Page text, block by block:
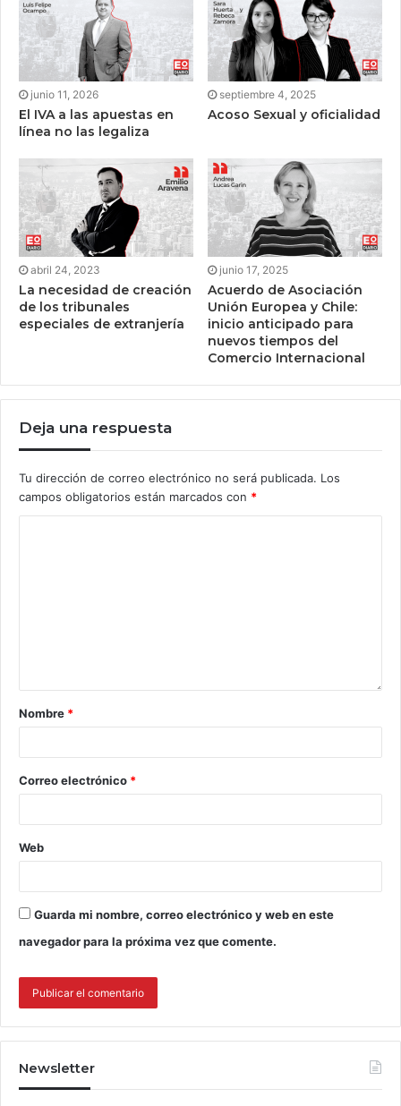
junio 11, 2026
El IVA a las apuestas en
línea no las legaliza
septiembre 4, 2025
Acoso Sexual y oficialidad
abril 24, 2023
La necesidad de creación
de los tribunales
especiales de extranjería
junio 17, 2025
Acuerdo de Asociación
Unión Europea y Chile:
inicio anticipado para
nuevos tiempos del
Comercio Internacional
Deja una respuesta
Tu dirección de correo electrónico no será publicada. Los
campos obligatorios están marcados con *
Nombre *
Correo electrónico *
Web
Guarda mi nombre, correo electrónico y web en este
navegador para la próxima vez que comente.
Newsletter